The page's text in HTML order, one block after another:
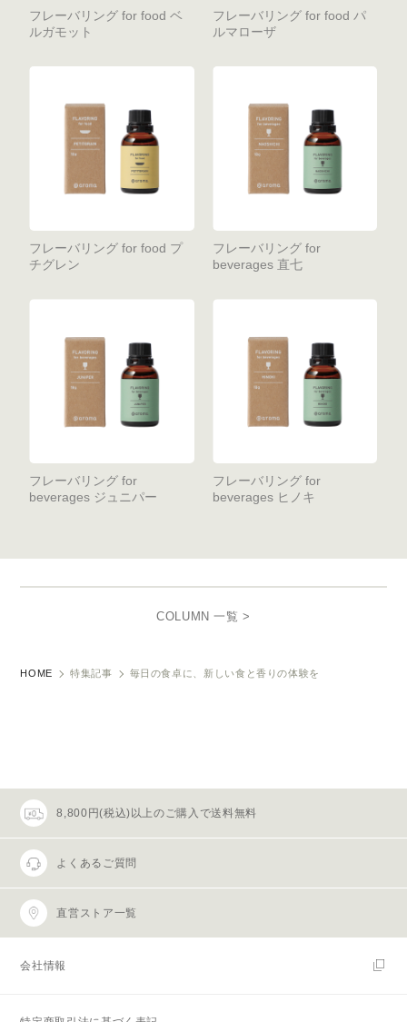
フレーバリング for food ベ
ルガモット
フレーバリング for food パ
ルマローザ
フレーバリング for food プ
チグレン
フレーバリング for
beverages 直七
フレーバリング for
beverages ジュニパー
フレーバリング for
beverages ヒノキ
COLUMN 一覧 >
HOME 特集記事 毎日の食卓に、新しい食と香りの体験を
8,800円(税込)以上のご購入で送料無料
よくあるご質問
直営ストア一覧
会社情報